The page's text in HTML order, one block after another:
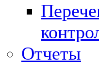
Отчеты